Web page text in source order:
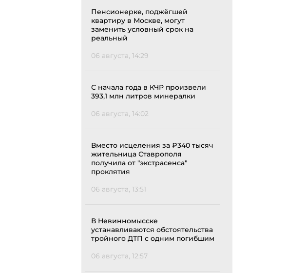
Пенсионерке, поджёгшей
квартиру в Москве, могут
заменить условный срок на
реальный
06 августа, 14:29
С начала года в КЧР произвели
393,1 млн литров минералки
06 августа, 14:02
Вместо исцеления за ₽340 тысяч
жительница Ставрополя
получила от "экстрасенса"
проклятия
06 августа, 13:51
В Невинномысске
устанавливаются обстоятельства
тройного ДТП с одним погибшим
06 августа, 12:57